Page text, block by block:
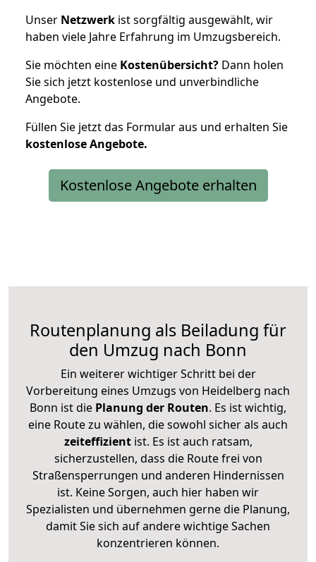
Unser Netzwerk ist sorgfältig ausgewählt, wir
haben viele Jahre Erfahrung im Umzugsbereich.
Sie möchten eine Kostenübersicht? Dann holen
Sie sich jetzt kostenlose und unverbindliche
Angebote.
Füllen Sie jetzt das Formular aus und erhalten Sie
kostenloseAngebote.
Kostenlose Angebote erhalten
Routenplanung als Beiladung für
den Umzug nach Bonn
Ein weiterer wichtiger Schritt bei der
Vorbereitung eines Umzugs von Heidelberg nach
Bonn ist die Planung der Routen. Es ist wichtig,
eine Route zu wählen, die sowohl sicher als auch
zeiteffizientist. Es ist auch ratsam,
sicherzustellen, dass die Route frei von
Straßensperrungen und anderen Hindernissen
ist. Keine Sorgen, auch hier haben wir
Spezialisten und übernehmen gerne die Planung,
damit Sie sich auf andere wichtige Sachen
konzentrieren können.